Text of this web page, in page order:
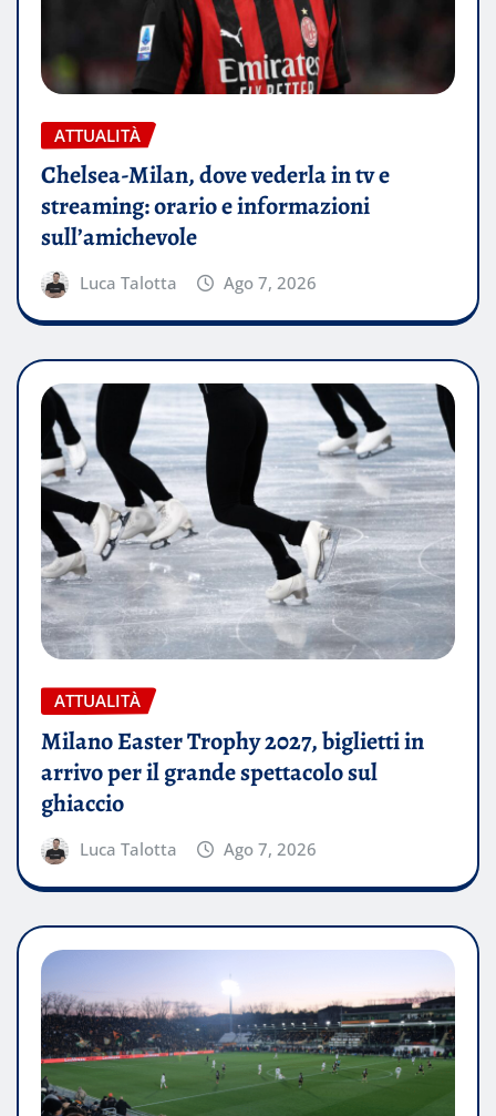
ATTUALITÀ
Chelsea-Milan, dove vederla in tv e
streaming: orario e informazioni
sull’amichevole
Luca Talotta Ago 7, 2026
ATTUALITÀ
Milano Easter Trophy 2027, biglietti in
arrivo per il grande spettacolo sul
ghiaccio
Luca Talotta Ago 7, 2026